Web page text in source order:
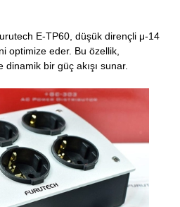
E-TP60, düşük dirençli μ-14
optimize eder. Bu özellik,
dinamik bir güç akışı sunar.